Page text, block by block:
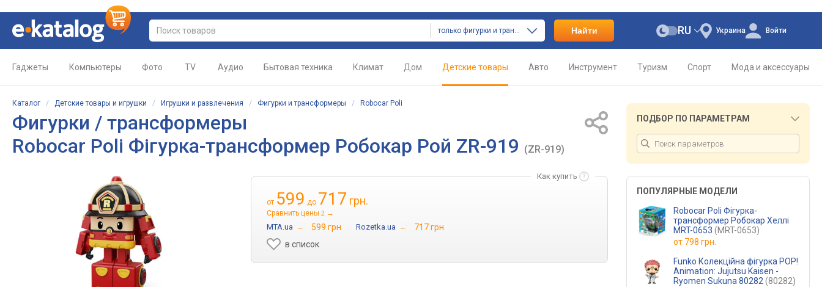
только фигурки и трансформеры Найти Украина
RU Войти
Гаджеты Компьютеры Фото TV Аудио Бытовая техника Климат Дом Детские товары Авто Инструмент Туризм Спорт Мода и аксессуары
Каталог / Детские товары и игрушки / Игрушки и развлечения / Фигурки и трансформеры / Robocar Poli
Фигурки / трансформеры
Robocar Poli Фігурка-трансформер Робокар Рой ZR-919 (ZR-919)
Как купить
от 599 до 717 грн.
Сравнить цены 2 →
MTA.ua → 599 грн. Rozetka.ua →
717 грн.
в список
ПОДБОР ПО ПАРАМЕТРАМ
ПОПУЛЯРНЫЕ МОДЕЛИ
Robocar Poli Фігурка-
трансформер Робокар Хеллі
MRT-0653 (MRT-0653)
от 798 грн.
Funko Колекційна фігурка POP!
Animation: Jujutsu Kaisen -
Ryomen Sukuna 80282 (80282)